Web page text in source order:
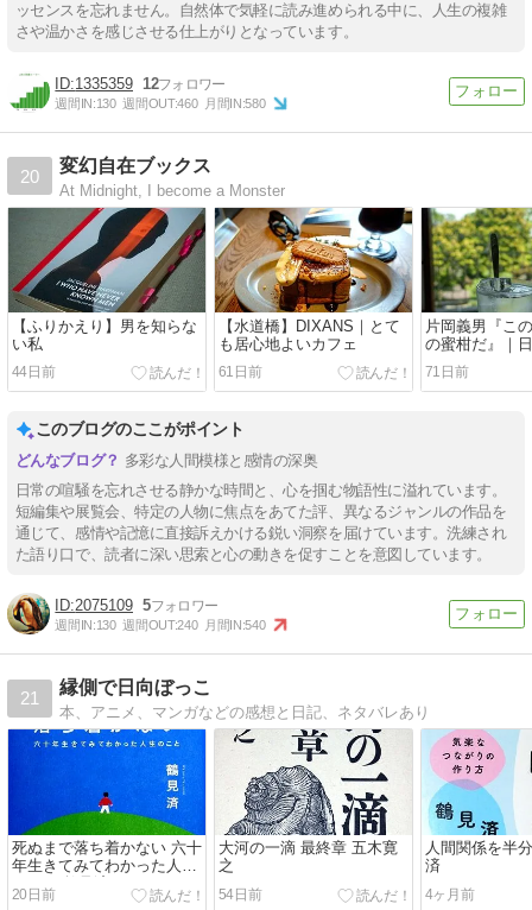
ッセンスを忘れません。自然体で気軽に読み進められる中に、人生の複雑
さや温かさを感じさせる仕上がりとなっています。
1335359 12
週間IN:130 週間OUT:460 月間IN:580
20
変幻自在ブックス
At Midnight, I become a Monster
【ふりかえり】男を知らな
い私
44日前
【水道橋】DIXANS｜とて
も居心地よいカフェ
61日前
片岡義男『こ
の蜜柑だ』｜
れる英文
71日前
このブログのここがポイント
多彩な人間模様と感情の深奥
日常の喧騒を忘れさせる静かな時間と、心を掴む物語性に溢れています。
短編集や展覧会、特定の人物に焦点をあてた評、異なるジャンルの作品を
通じて、感情や記憶に直接訴えかける鋭い洞察を届けています。洗練され
た語り口で、読者に深い思索と心の動きを促すことを意図しています。
2075109 5
週間IN:130 週間OUT:240 月間IN:540
21
縁側で日向ぼっこ
本、アニメ、マンガなどの感想と日記、ネタバレあり
死ぬまで落ち着かない 六十
年生きてみてわかった人生
のこと 鶴見済
20日前
大河の一滴 最終章 五木寛
之
54日前
人間関係を半
済
4ヶ月前